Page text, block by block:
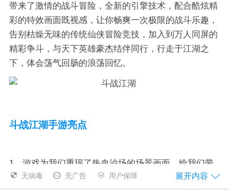
带来了激情的战斗冒险，全新的引擎技术，配合酷炫精
彩的特效画面既视感，让你畅爽一次极限的战斗乐趣，
告别枯燥无味的传统仙侠冒险竞技，加入到万人同屏的
精彩争斗，与天下英雄豪杰结伴同行，行走于江湖之
下，体会荡气回肠的浪荡回忆。
斗战江湖手游亮点
1、游戏为我们重现了热血沙场的场景画面，给我们带
来了极致的战斗体验;
无病毒 无广告 用户保障 展开内容